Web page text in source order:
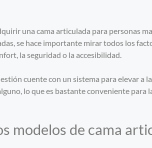
una cama articulada para personas
se hace importante mirar todos los
la seguridad o la accesibilidad.
cuente con un sistema para elevar a
lo que es bastante conveniente para
modelos de cama